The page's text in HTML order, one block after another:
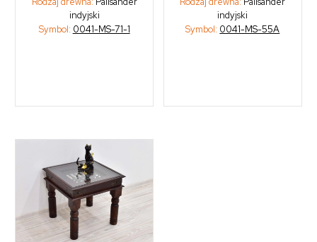
indyjski
Symbol: 0041-MS-71-1
indyjski
Symbol: 0041-MS-55A